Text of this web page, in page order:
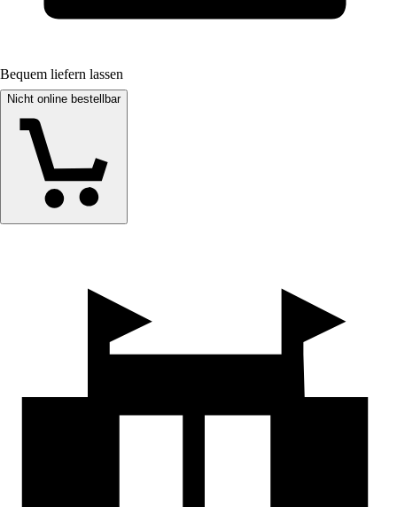
Bequem liefern lassen
Nicht online bestellbar